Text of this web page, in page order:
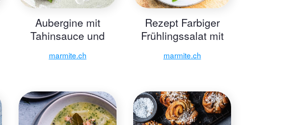
Aubergine mit
Tahinsauce und
eingelegten
Bergamotten
marmite.ch
Rezept Farbiger
Frühlingssalat mit
Spargel und
Karotten
marmite.ch